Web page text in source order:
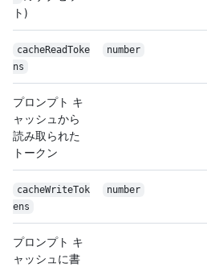
ト)
cacheReadToke
ns
number
プロンプト キ
ャッシュから
読み取られた
トークン
cacheWriteTok
ens
number
プロンプト キ
ャッシュに書